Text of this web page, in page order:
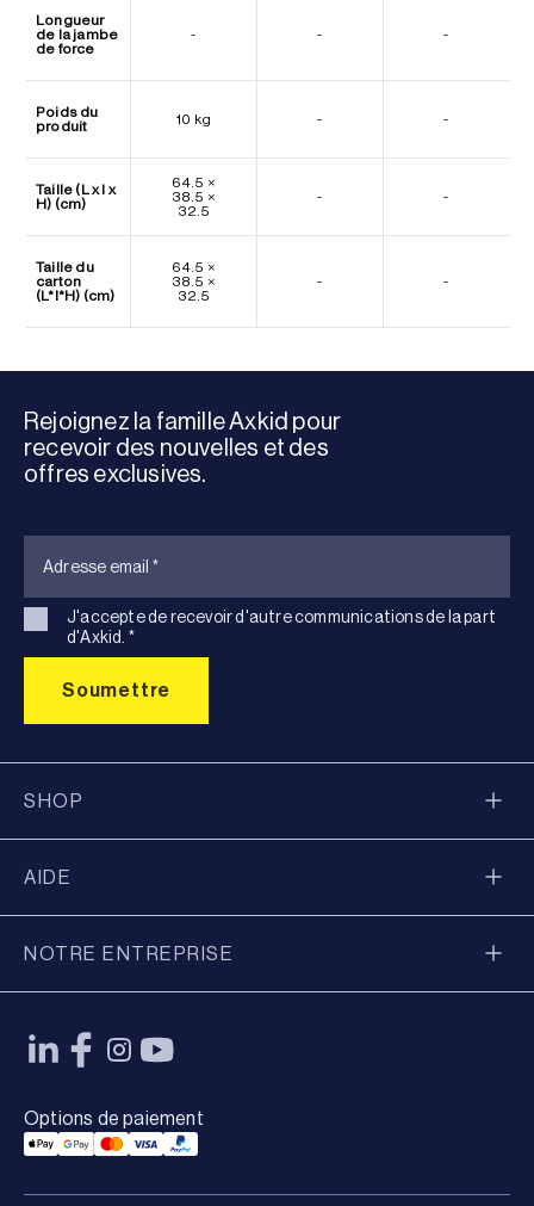
Longueur
de la jambe
de force
- - -
Poids du
produit
10 kg - -
Taille (L x l x
H) (cm)
64.5 ×
38.5 ×
32.5
- -
Taille du
carton
(L*l*H) (cm)
64.5 ×
38.5 ×
32.5
- -
Rejoignez la famille Axkid pour
recevoir des nouvelles et des
offres exclusives.
J'accepte de recevoir d'autre communications de la part
d'Axkid. *
SHOP
AIDE
NOTRE ENTREPRISE
Options de paiement
Applepay Payment
Googlepay Payment
Mastercard Payment
Visa Payment
Paypal Payment